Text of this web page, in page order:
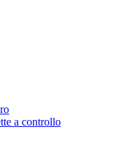
a controllo